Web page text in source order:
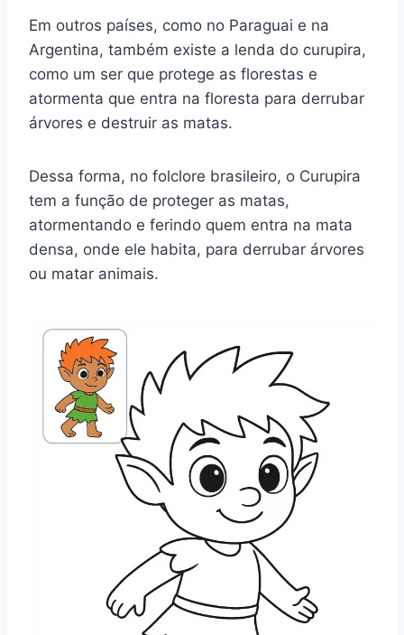
Em outros países, como no Paraguai e na
Argentina, também existe a lenda do curupira,
como um ser que protege as florestas e
atormenta que entra na floresta para derrubar
árvores e destruir as matas.
Dessa forma, no folclore brasileiro, o Curupira
tem a função de proteger as matas,
atormentando e ferindo quem entra na mata
densa, onde ele habita, para derrubar árvores
ou matar animais.